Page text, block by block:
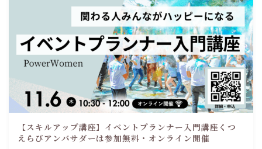
【スキルアップ講座】イベントプランナー入門講座くつ
えらびアンバサダーは参加無料・オンライン開催